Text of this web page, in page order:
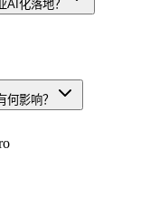
化落地？
影响？